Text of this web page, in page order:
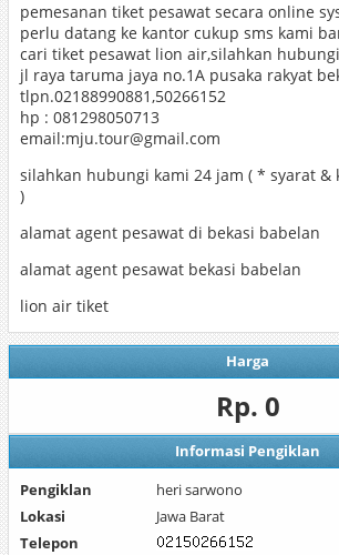
pemesanan tiket pesawat secara online
perlu datang ke kantor cukup sms kami
cari tiket pesawat lion air,silahkan
jl raya taruma jaya no.1A pusaka rakyat
tlpn.02188990881,50266152
hp : 081298050713
email:mju.tour@gmail.com
silahkan hubungi kami 24 jam ( * syarat &
)
alamat agent pesawat di bekasi babelan
alamat agent pesawat bekasi babelan
lion air tiket
Harga
Rp. 0
Informasi Pengiklan
Pengiklan
heri sarwono
Lokasi
Jawa Barat
Telepon